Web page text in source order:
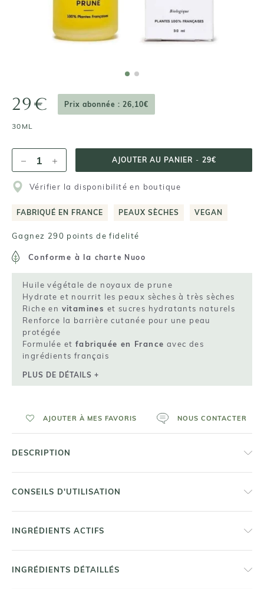
29€ Prix abonnée : 26,10€
30ML
AJOUTER AU PANIER - 29€
Vérifier la disponibilité en boutique
FABRIQUÉ EN FRANCE PEAUX SÈCHES VEGAN
Gagnez 290 points de fidelité
Conforme à la charte Nuoo
Huile végétale de noyaux de prune
Hydrate et nourrit les peaux sèches à très sèches
Riche en vitamines et sucres hydratants naturels
Renforce la barrière cutanée pour une peau
protégée
Formulée et fabriquée en France avec des
ingrédients français
PLUS DE DÉTAILS +
AJOUTER À MES FAVORIS NOUS CONTACTER
DESCRIPTION
CONSEILS D'UTILISATION
INGRÉDIENTS ACTIFS
INGRÉDIENTS DÉTAILLÉS